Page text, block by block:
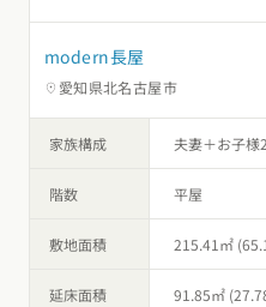
modern長屋
愛知県北名古屋市
家族構成 夫妻＋お子様
階数 平屋
敷地面積 215.41㎡
延床面積 91.85㎡